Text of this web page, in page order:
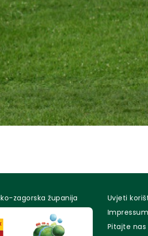
zagorska županija
Uvjeti
Impressum
Pitajte nas